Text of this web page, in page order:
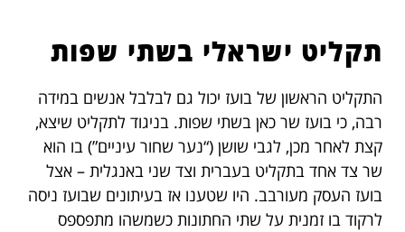
תקליט ישראלי בשתי שפות
התקליט הראשון של בועז יכול גם לבלבל אנשים במידה
רבה, כי בועז שר כאן בשתי שפות. בניגוד לתקליט שיצא,
קצת לאחר מכן, לגבי שושן (“נער שחור עיניים”) בו הוא
שר צד אחד בתקליט בעברית וצד שני באנגלית – אצל
בועז העסק מעורבב. היו שטענו אז בעיתונים שבועז ניסה
לרקוד בו זמנית על שתי החתונות כשמשהו מתפספס